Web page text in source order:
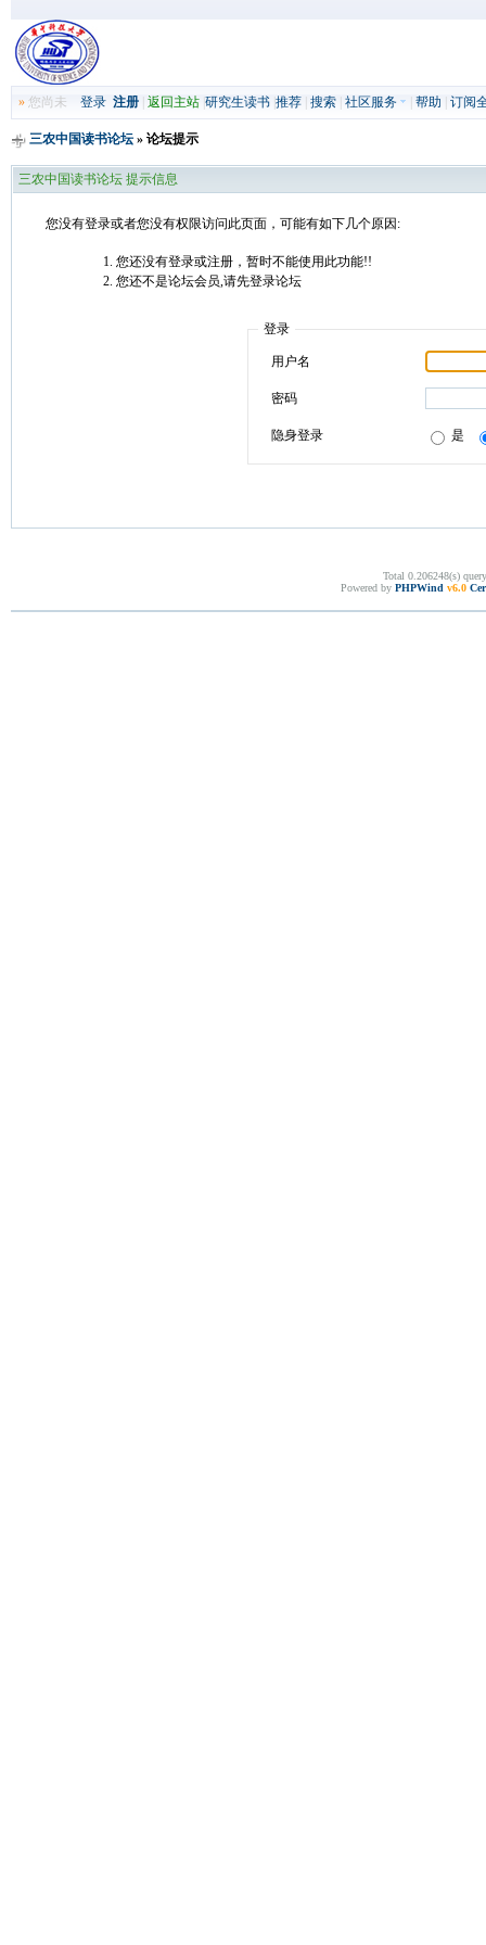
»您尚未 登录 注册| 返回主站| 研究生读书| 推荐| 搜索| 社区服务 帮助 订阅
三农中国读书论坛» 论坛提示
三农中国读书论坛 提示信息
您没有登录或者您没有权限访问此页面，可能有如下几个原因:
您还没有登录或注册，暂时不能使用此功能!!
您还不是论坛会员,请先登录论坛
登录
用户名
密码
隐身登录 是
Total 0.206248(s)
Powered by PHPWind v6.0